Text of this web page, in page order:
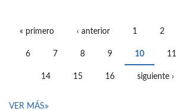
« primero ‹ anterior 1 2
6 7 8 9 10 11
14 15 16 siguiente ›
VER MÁS